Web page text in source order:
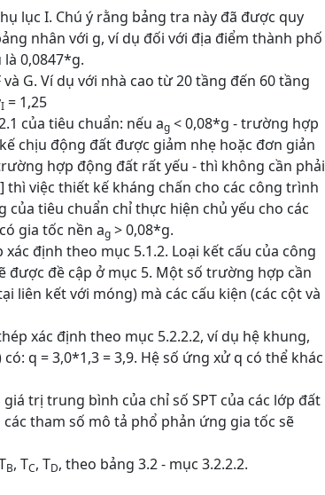
lục I. Chú ý rằng bảng tra này đã được quy
nhân với g, ví dụ đối với địa điểm thành phố
0,0847*g.
G. Ví dụ với nhà cao từ 20 tầng đến 60 tầng
I = 1,25
của tiêu chuẩn: nếu ag < 0,08*g - trường hợp
chịu động đất được giảm nhẹ hoặc đơn giản
hợp động đất rất yếu - thì không cần phải
việc thiết kế kháng chấn cho các công trình
tiêu chuẩn chỉ thực hiện chủ yếu cho các
gia tốc nền ag > 0,08*g.
định theo mục 5.1.2. Loại kết cấu của công
được đề cập ở mục 5. Một số trường hợp cần
liên kết với móng) mà các cấu kiện (các cột và
xác định theo mục 5.2.2.2, ví dụ hệ khung,
q = 3,0*1,3 = 3,9. Hệ số ứng xử q có thể khác
trị trung bình của chỉ số SPT của các lớp đất
tham số mô tả phổ phản ứng gia tốc sẽ
B, TC, TD, theo bảng 3.2 - mục 3.2.2.2.